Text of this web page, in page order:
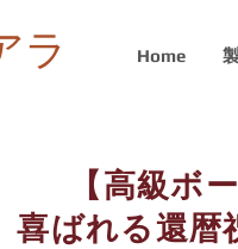
ラ Home
【高級ボ
喜ばれる還暦